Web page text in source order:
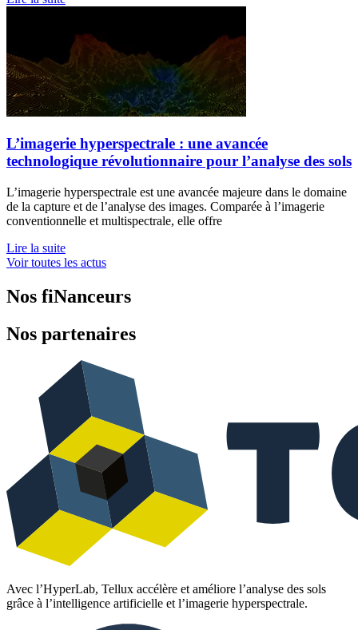
L’imagerie hyperspectrale : une avancée
technologique révolutionnaire pour l’analyse des sols
L’imagerie hyperspectrale est une avancée majeure dans le domaine
de la capture et de l’analyse des images. Comparée à l’imagerie
conventionnelle et multispectrale, elle offre
Lire la suite
Voir toutes les actus
Nos fiNanceurs
Nos partenaires
Avec l’HyperLab, Tellux accélère et améliore l’analyse des sols
grâce à l’intelligence artificielle et l’imagerie hyperspectrale.